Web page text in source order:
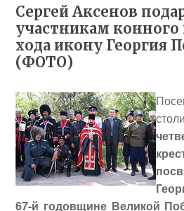
Сергей Аксенов
участникам конного
хода икону Георгия
(ФОТО)
67-й годовщине Великой